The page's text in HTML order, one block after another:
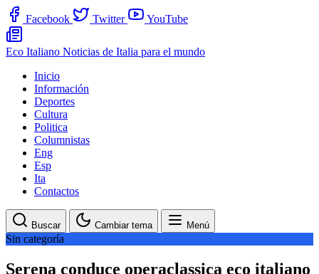
Facebook Twitter YouTube
Eco Italiano Noticias de Italia para el mundo
Inicio
Información
Deportes
Cultura
Politica
Columnistas
Eng
Esp
Ita
Contactos
Buscar Cambiar tema Menú
Sin categoría
Serena conduce operaclassica eco italiano